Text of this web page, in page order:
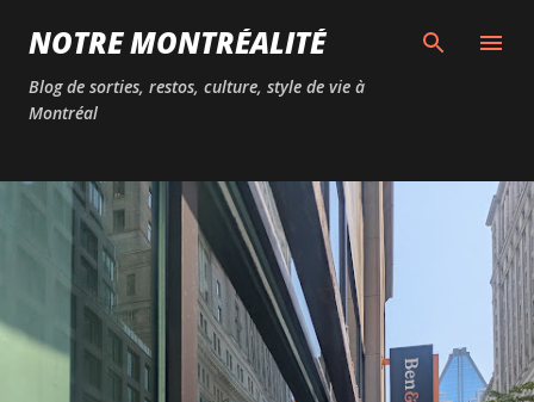
Passer au contenu principal
NOTRE MONTRÉALITÉ
Blog de sorties, restos, culture, style de vie à
Montréal